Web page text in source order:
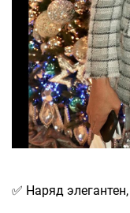
✅ Наряд